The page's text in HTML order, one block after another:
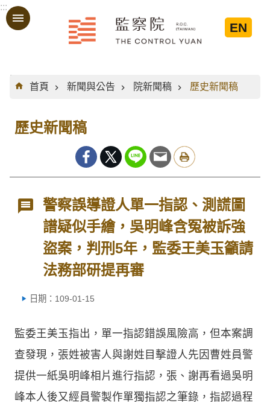
跳到主要內容區塊
:::
EN
:::
首頁
新聞與公告 院新聞稿 歷史新聞稿
歷史新聞稿
警察誤導證人單一指認、測謊圖
譜疑似手繪，吳明峰含冤被訴強
盜案，判刑5年，監委王美玉籲請
法務部研提再審
日期：109-01-15
監委王美玉指出，單一指認錯誤風險高，但本案調
查發現，張姓被害人與謝姓目擊證人先因曹姓員警
提供一紙吳明峰相片進行指認，張、謝再看過吳明
峰本人後又經員警製作單獨指認之筆錄，指認過程